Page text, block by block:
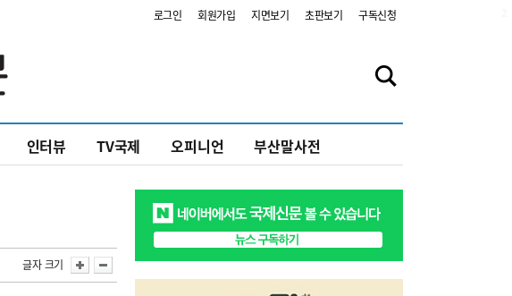
로그인 회원가입 지면보기 초판보기 구독신청
인터뷰 TV국제 오피니언 부산말사전
글자 크기